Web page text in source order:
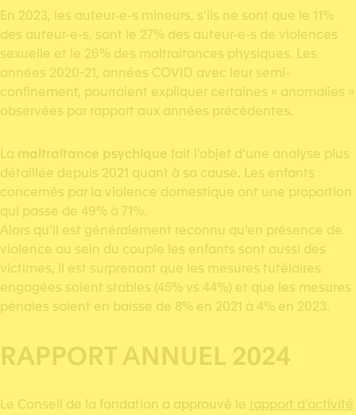
En 2023, les auteur-e-s mineurs, s’ils ne sont que le 11%
des auteur-e-s, sont le 27% des auteur-e-s de violences
sexuelle et le 26% des maltraitances physiques. Les
années 2020-21, années COVID avec leur semi-
confinement, pourraient expliquer certaines « anomalies »
observées par rapport aux années précédentes.
La maltraitance psychique fait l’objet d’une analyse plus
détaillée depuis 2021 quant à sa cause. Les enfants
concernés par la violence domestique ont une proportion
qui passe de 49% à 71%.
Alors qu’il est généralement reconnu qu’en présence de
violence au sein du couple les enfants sont aussi des
victimes, il est surprenant que les mesures tutélaires
engagées soient stables (45% vs 44%) et que les mesures
pénales soient en baisse de 8% en 2021 à 4% en 2023.
RAPPORT ANNUEL 2024
Le Conseil de la fondation a approuvé le rapport d’activité